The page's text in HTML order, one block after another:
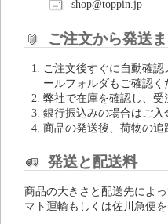
shop@toppin.jp
ご注文から発送
ご注文後すぐに自動確
ールフォルダもご確認く
弊社で在庫を確認し、
銀行振込みの場合はご入
商品の発送後、荷物の追
発送と配送料
商品の大きさと配送先によ
マト運輸もしくは佐川急便